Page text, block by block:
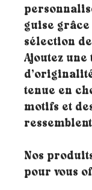
guise
sélection
Ajoutez une
tenue en
motifs et
ressemblent
Nos
pour vous